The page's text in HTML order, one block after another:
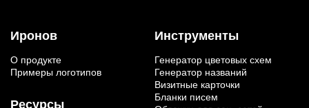
Иронов
О продукте
Примеры логотипов
Ресурсы
Инструменты
Генератор цветовых схем
Генератор названий
Визитные карточки
Бланки писем